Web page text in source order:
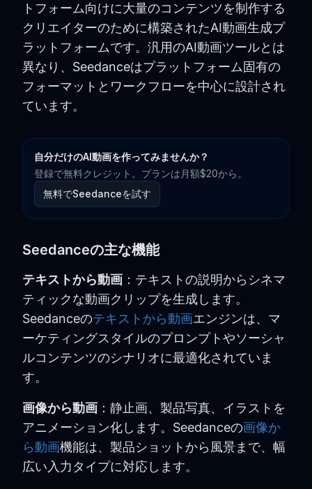
トフォーム向けに大量のコンテンツを制作する
クリエイターのために構築されたAI動画生成プ
ラットフォームです。汎用のAI動画ツールとは
異なり、Seedanceはプラットフォーム固有の
フォーマットとワークフローを中心に設計され
ています。
自分だけのAI動画を作ってみませんか？
登録で無料クレジット。プランは月額$20から。
無料でSeedanceを試す
Seedanceの主な機能
テキストから動画 ：テキストの説明からシネマ
ティックな動画クリップを生成します。
Seedanceのテキストから動画エンジンは、マ
ーケティングスタイルのプロンプトやソーシャ
ルコンテンツのシナリオに最適化されていま
す。
画像から動画 ：静止画、製品写真、イラストを
アニメーション化します。Seedanceの画像か
ら動画機能は、製品ショットから風景まで、幅
広い入力タイプに対応します。